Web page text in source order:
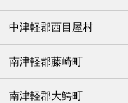
中津軽郡西目屋村
南津軽郡藤崎町
南津軽郡大鰐町